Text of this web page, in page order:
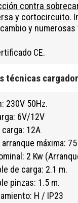
contra
y cortocircuito.
y numerosas
CE.
técnicas
230V 50Hz.
6V/12V
12A
máxima:
2 Kw
de carga: 2.1 m.
pinzas: 1.5 m.
H / IP23